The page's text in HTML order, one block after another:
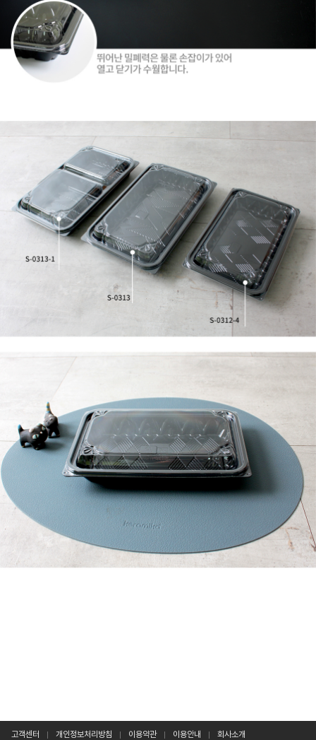
고객센터 개인정보처리방침 이용약관 이용안내 회사소개